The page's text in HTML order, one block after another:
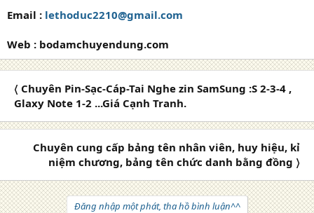
Email : lethoduc2210@gmail.com
Web : bodamchuyendung.com
〈 Chuyên Pin-Sạc-Cáp-Tai Nghe zin SamSung :S 2-3-4 ,
Glaxy Note 1-2 ...Giá Cạnh Tranh.
Chuyên cung cấp bảng tên nhân viên, huy hiệu, kỉ
niệm chương, bảng tên chức danh bằng đồng 〉
Đăng nhập một phát, tha hồ bình luận^^